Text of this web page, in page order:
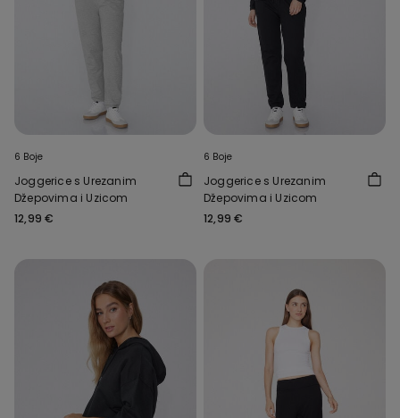
6 Boje
Joggerice s Urezanim
Džepovima i Uzicom
12,99 €
6 Boje
Joggerice s Urezanim
Džepovima i Uzicom
12,99 €